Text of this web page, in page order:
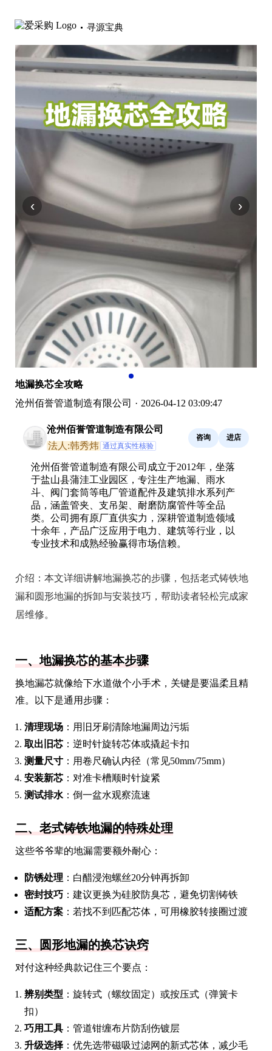
寻源宝典
‹ ›
地漏换芯全攻略
沧州佰誉管道制造有限公司 · 2026-04-12 03:09:47
沧州佰誉管道制造有限公司
法人:韩秀炜 通过真实性核验
咨询 进店
沧州佰誉管道制造有限公司成立于2012年，坐落
于盐山县蒲洼工业园区，专注生产地漏、雨水
斗、阀门套筒等电厂管道配件及建筑排水系列产
品，涵盖管夹、支吊架、耐磨防腐管件等全品
类。公司拥有原厂直供实力，深耕管道制造领域
十余年，产品广泛应用于电力、建筑等行业，以
专业技术和成熟经验赢得市场信赖。
介绍： 本文详细讲解地漏换芯的步骤，包括老式铸铁地
漏和圆形地漏的拆卸与安装技巧，帮助读者轻松完成家
居维修。
一、地漏换芯的基本步骤
换地漏芯就像给下水道做个小手术，关键是要温柔且精
准。以下是通用步骤：
清理现场 ：用旧牙刷清除地漏周边污垢
取出旧芯 ：逆时针旋转芯体或撬起卡扣
测量尺寸 ：用卷尺确认内径（常见50mm/75mm）
安装新芯 ：对准卡槽顺时针旋紧
测试排水 ：倒一盆水观察流速
二、老式铸铁地漏的特殊处理
这些爷爷辈的地漏需要额外耐心：
防锈处理 ：白醋浸泡螺丝20分钟再拆卸
密封技巧 ：建议更换为硅胶防臭芯，避免切割铸铁
适配方案 ：若找不到匹配芯体，可用橡胶转接圈过渡
三、圆形地漏的换芯诀窍
对付这种经典款记住三个要点：
辨别类型 ：旋转式（螺纹固定）或按压式（弹簧卡
扣）
巧用工具 ：管道钳缠布片防刮伤镀层
升级选择 ：优先选带磁吸过滤网的新式芯体，减少毛